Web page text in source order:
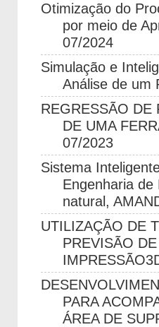
Otimização do
por meio de
07/2024
Simulação e
Análise de um
REGRESSÃO DE
DE UMA
07/2023
Sistema
Engenharia
natural,
UTILIZAÇÃO DE
PREVISÃO
PARA
ÁREA DE